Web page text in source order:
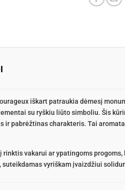
iškart patraukia dėmesį
su ryškiu liūto simboliu. Šis
ir pabrėžtinas charakteris. Tai
rinktis vakarui ar ypatingoms
suteikdamas vyriškam įvaizdžiui